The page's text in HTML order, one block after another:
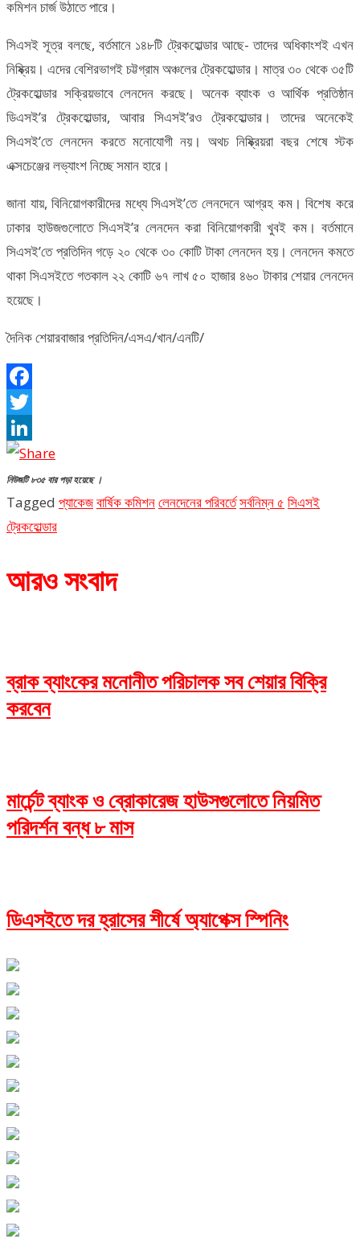
কমিশন চার্জ উঠাতে পারে।
সিএসই সূত্র বলছে, বর্তমানে ১৪৮টি ট্রেকহোল্ডার আছে- তাদের অধিকাংশই এখন
নিষ্ক্রিয়। এদের বেশিরভাগই চট্টগ্রাম অঞ্চলের ট্রেকহোল্ডার। মাত্র ৩০ থেকে ৩৫টি
ট্রেকহোল্ডার সক্রিয়ভাবে লেনদেন করছে। অনেক ব্যাংক ও আর্থিক প্রতিষ্ঠান
ডিএসই’র ট্রেকহোল্ডার, আবার সিএসই’রও ট্রেকহোল্ডার। তাদের অনেকেই
সিএসই’তে লেনদেন করতে মনোযোগী নয়। অথচ নিষ্ক্রিয়রা বছর শেষে স্টক
এক্সচেঞ্জের লভ্যাংশ নিচ্ছে সমান হারে।
জানা যায়, বিনিয়োগকারীদের মধ্যে সিএসই’তে লেনদেনে আগ্রহ কম। বিশেষ করে
ঢাকার হাউজগুলোতে সিএসই’র লেনদেন করা বিনিয়োগকারী খুবই কম। বর্তমানে
সিএসই’তে প্রতিদিন গড়ে ২০ থেকে ৩০ কোটি টাকা লেনদেন হয়। লেনদেন কমতে
থাকা সিএসইতে গতকাল ২২ কোটি ৬৭ লাখ ৫০ হাজার ৪৬০ টাকার শেয়ার লেনদেন
হয়েছে।
দৈনিক শেয়ারবাজার প্রতিদিন/এসএ/খান/এনটি/
Facebook
Twitter
LinkedIn
নিউজটি ৮৩৫ বার পড়া হয়েছে ।
Tagged প্যাকেজবার্ষিক কমিশনলেনদেনের পরিবর্তেসর্বনিম্ন ৫ সিএসই
ট্রেকহোল্ডার
আরও সংবাদ
ব্রাক ব্যাংকের মনোনীত পরিচালক সব শেয়ার বিক্রি
করবেন
মার্চেন্ট ব্যাংক ও ব্রোকারেজ হাউসগুলোতে নিয়মিত
পরিদর্শন বন্ধ ৮ মাস
ডিএসইতে দর হ্রাসের শীর্ষে অ্যাপেক্স স্পিনিং